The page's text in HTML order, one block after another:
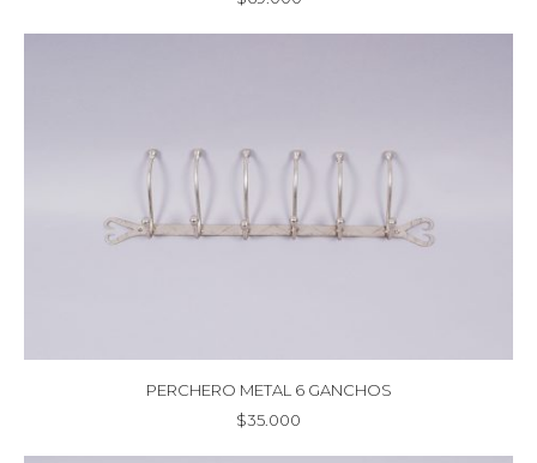
PERCHERO METAL 6 GANCHOS
$35.000